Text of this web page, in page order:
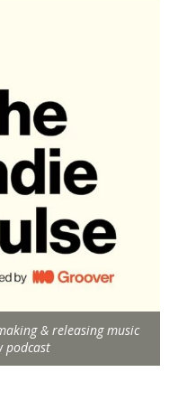
& releasing music
podcast